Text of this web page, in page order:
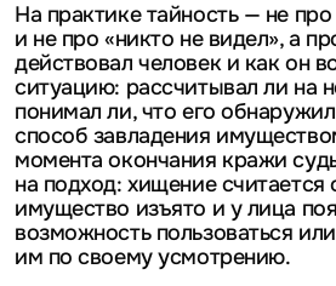
На практике тайность — не
и не про «никто не видел», а
действовал человек и как он
ситуацию: рассчитывал ли на
понимал ли, что его
способ завладения
момента окончания кражи
на подход: хищение считается
имущество изъято и у лица
возможность пользоваться
им по своему усмотрению.